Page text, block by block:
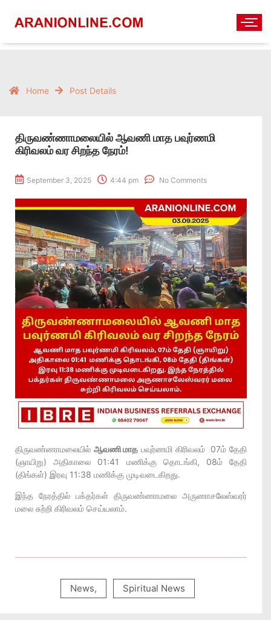
Home Post Details
திருவண்ணாமலையில் ஆவணி மாத பவுர்ணமி
கிரிவலம் வர சிறந்த நேரம்!
September 3, 2025 4:44 pm No Comments
திருவண்ணாமலையில் ஆவணி மாத பவுர்ணமி கிரிவலம் 07ம் தேதி
(ஞாயிறு) அதிகாலை 01:41 மணிக்கு தொடங்கி, 08ம் தேதி
(திங்கள்) இரவு 11:38 மணிக்கு முடிவடைகிறது.
இந்த நேரத்தில் பக்தர்கள் திருவண்ணாமலை அருணாசலேஸ்வரர்
மலை சுற்றி கிரிவலம் செய்யலாம்.
News, Spiritual News